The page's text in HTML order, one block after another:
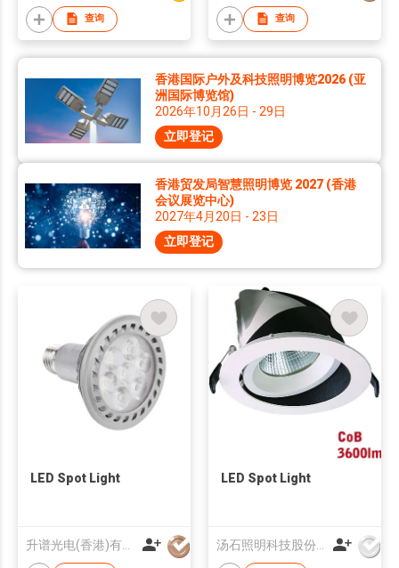
查询 查询
香港国际户外及科技照明博览2026 (亚
洲国际博览馆)
2026年10月26日 - 29日
立即登记
香港贸发局智慧照明博览 2027 (香港
会议展览中心)
2027年4月20日 - 23日
立即登记
LED Spot Light LED Spot Light
汤石照明科技股份有限公司